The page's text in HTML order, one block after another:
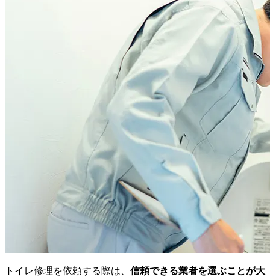
トイレ修理を依頼する際は、 信頼できる業者を選ぶことが大